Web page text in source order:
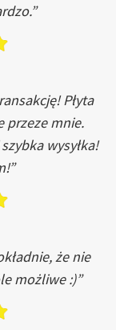
Płyta
przeze mnie.
wysyłka!
że nie
możliwe :)”